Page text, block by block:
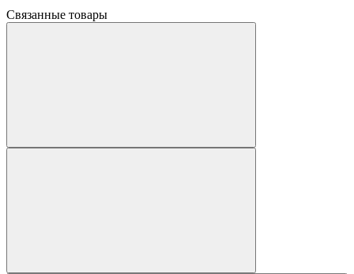
Связанные товары